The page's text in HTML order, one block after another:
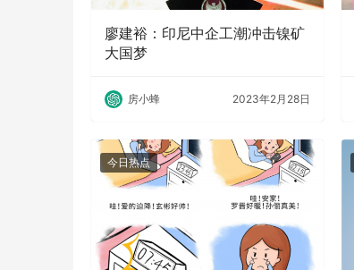
廖建裕：印尼中企工潮冲击镍矿
大国梦
房小蜂 2023年2月28日
今日热点